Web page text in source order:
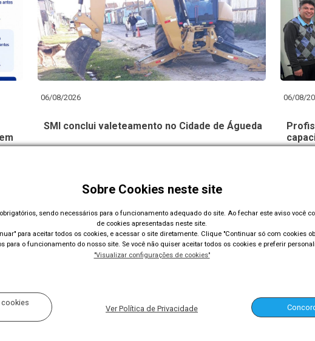
06/08/2026
SMI conclui valeteamento no Cidade de Águeda
06/08/
Sobre Cookies neste site
sendo necessários para o funcionamento adequado do site. Ao fechar este aviso você
de cookies apresentadas neste site.
para aceitar todos os cookies, e acessar o site diretamente. Clique "Continuar só com cookies
para o funcionamento do nosso site. Se você não quiser aceitar todos os cookies e preferir
"Visualizar configurações de cookies"
Ver Política de Privacidade